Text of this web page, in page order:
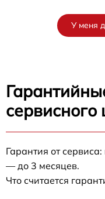
У меня
Гарантия от
— до 3 месяцев.
Что считается